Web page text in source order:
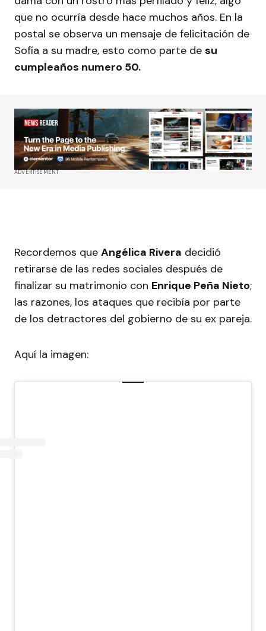
que no ocurría desde hace muchos años. En la
postal se observa un mensaje de felicitación de
Sofía a su madre, esto como parte de su
cumpleaños numero 50.
ADVERTISEMENT
Recordemos que Angélica Rivera decidió
retirarse de las redes sociales después de
finalizar su matrimonio con Enrique Peña Nieto;
las razones, los ataques que recibía por parte
de los detractores del gobierno de su ex pareja.
Aquí la imagen: